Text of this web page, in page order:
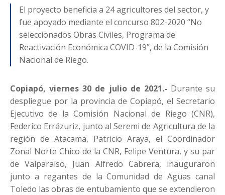
El proyecto beneficia a 24 agricultores del sector, y
fue apoyado mediante el concurso 802-2020 “No
seleccionados Obras Civiles, Programa de
Reactivación Económica COVID-19”, de la Comisión
Nacional de Riego.
Copiapó, viernes 30 de julio de 2021.- Durante su
despliegue por la provincia de Copiapó, el Secretario
Ejecutivo de la Comisión Nacional de Riego (CNR),
Federico Errázuriz, junto al Seremi de Agricultura de la
región de Atacama, Patricio Araya, el Coordinador
Zonal Norte Chico de la CNR, Felipe Ventura, y su par
de Valparaíso, Juan Alfredo Cabrera, inauguraron
junto a regantes de la Comunidad de Aguas canal
Toledo las obras de entubamiento que se extendieron